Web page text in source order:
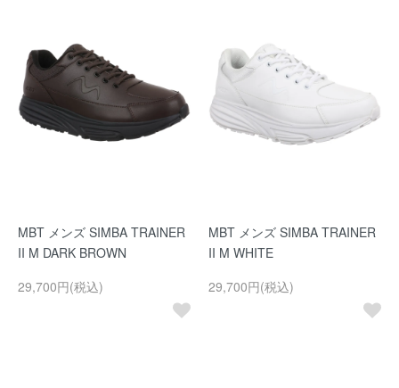
MBT メンズ SIMBA TRAINER
II M DARK BROWN
29,700円(税込)
MBT メンズ SIMBA TRAINER
II M WHITE
29,700円(税込)